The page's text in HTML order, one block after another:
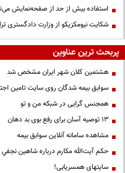
استفاده بیش از حد از صفحه‌نمایش
شکایت نیومکزیکو از وزارت دادگستری
پربحث ترین عناوین
هشتمین کلان شهر ایران مشخص شد
سوابق بیمه شدگان روی سایت تامین
همجنس گرایی در شبکه من و تو
13 توصیه آسان برای رفع بوی بد دهان
مشاهده سامانه آنلاين سوابق بیمه
حكم آيت‌الله مكارم درباره شاهين نجفي
سایتهای همسریابی!